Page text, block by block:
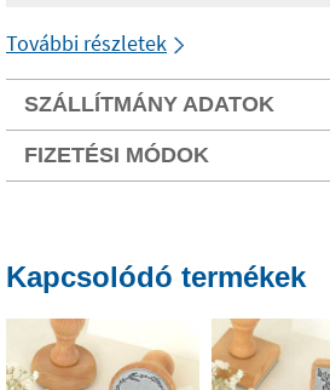
További részletek
SZÁLLÍTMÁNY ADATOK
FIZETÉSI MÓDOK
Kapcsolódó termékek